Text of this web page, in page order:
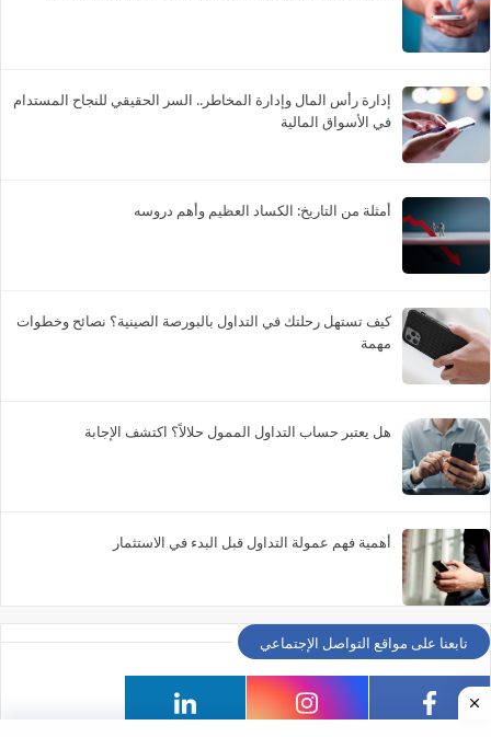
إدارة رأس المال وإدارة المخاطر.. السر الحقيقي للنجاح المستدام
في الأسواق المالية
أمثلة من التاريخ: الكساد العظيم وأهم دروسه
كيف تستهل رحلتك في التداول بالبورصة الصينية؟ نصائح وخطوات
مهمة
هل يعتبر حساب التداول الممول حلالاً؟ اكتشف الإجابة
أهمية فهم عمولة التداول قبل البدء في الاستثمار
تابعنا على مواقع التواصل الإجتماعي